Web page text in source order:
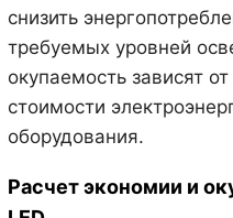
снизить
требуемых уровней
окупаемость зависят
стоимости
оборудования.
Расчет экономии и